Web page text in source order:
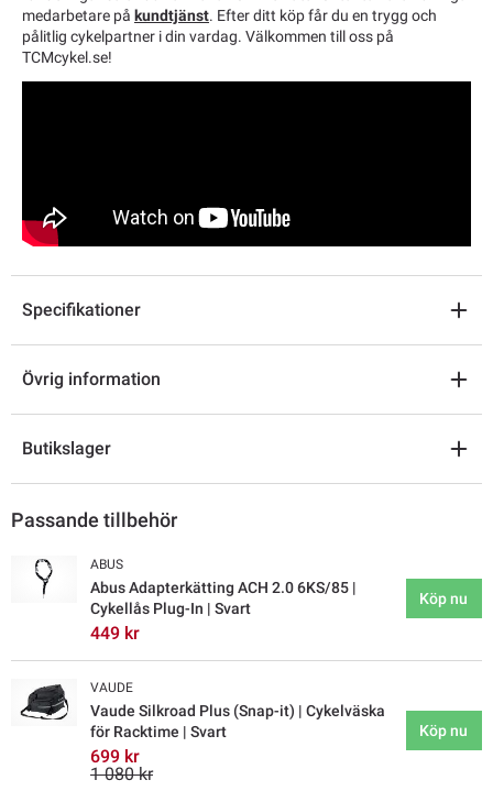
medarbetare på kundtjänst. Efter ditt köp får du en trygg och
pålitlig cykelpartner i din vardag. Välkommen till oss på
TCMcykel.se!
Specifikationer
Övrig information
Butikslager
Passande tillbehör
ABUS
Abus Adapterkätting ACH 2.0 6KS/85 |
Cykellås Plug-In | Svart
449 kr
Köp nu
VAUDE
Vaude Silkroad Plus (Snap-it) | Cykelväska
för Racktime | Svart
699 kr
1 080 kr
Köp nu